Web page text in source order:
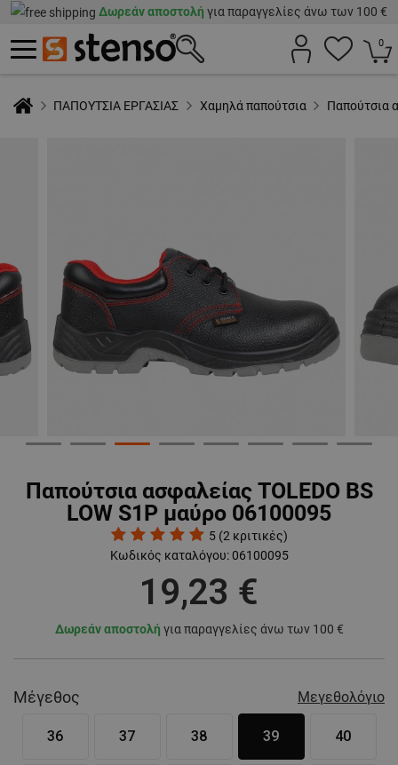
Δωρεάν αποστολή για παραγγελίες άνω των 100 €
0
ΠΑΠΟΥΤΣΙΑ ΕΡΓΑΣΙΑΣ Χαμηλά παπούτσια Παπούτσια
Παπούτσια ασφαλείας TOLEDO BS
LOW S1P μαύρο 06100095
5 (2 κριτικές)
Κωδικός καταλόγου: 06100095
19,23 €
Δωρεάν αποστολή για παραγγελίες άνω των 100 €
Μέγεθος Μεγεθολόγιο
36 37 38 39 40